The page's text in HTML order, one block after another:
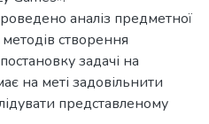
аналіз предметної
методів створення
задачі на
на меті задовільнити
представленому